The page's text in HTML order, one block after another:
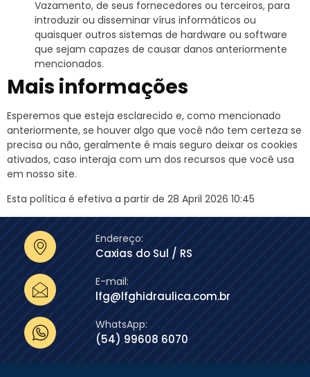
Vazamento, de seus fornecedores ou terceiros, para
introduzir ou disseminar vírus informáticos ou
quaisquer outros sistemas de hardware ou software
que sejam capazes de causar danos anteriormente
mencionados.
Mais informações
Esperemos que esteja esclarecido e, como mencionado
anteriormente, se houver algo que você não tem certeza se
precisa ou não, geralmente é mais seguro deixar os cookies
ativados, caso interaja com um dos recursos que você usa
em nosso site.
Esta política é efetiva a partir de 28 April 2026 10:45
Endereço:
Caxias do Sul / RS
E-mail:
lfg@lfghidraulica.com.br
WhatsApp:
(54) 99608 6070